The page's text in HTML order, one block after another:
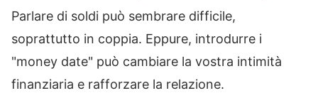
Parlare di soldi può sembrare difficile,
soprattutto in coppia. Eppure, introdurre i
"money date" può cambiare la vostra intimità
finanziaria e rafforzare la relazione.